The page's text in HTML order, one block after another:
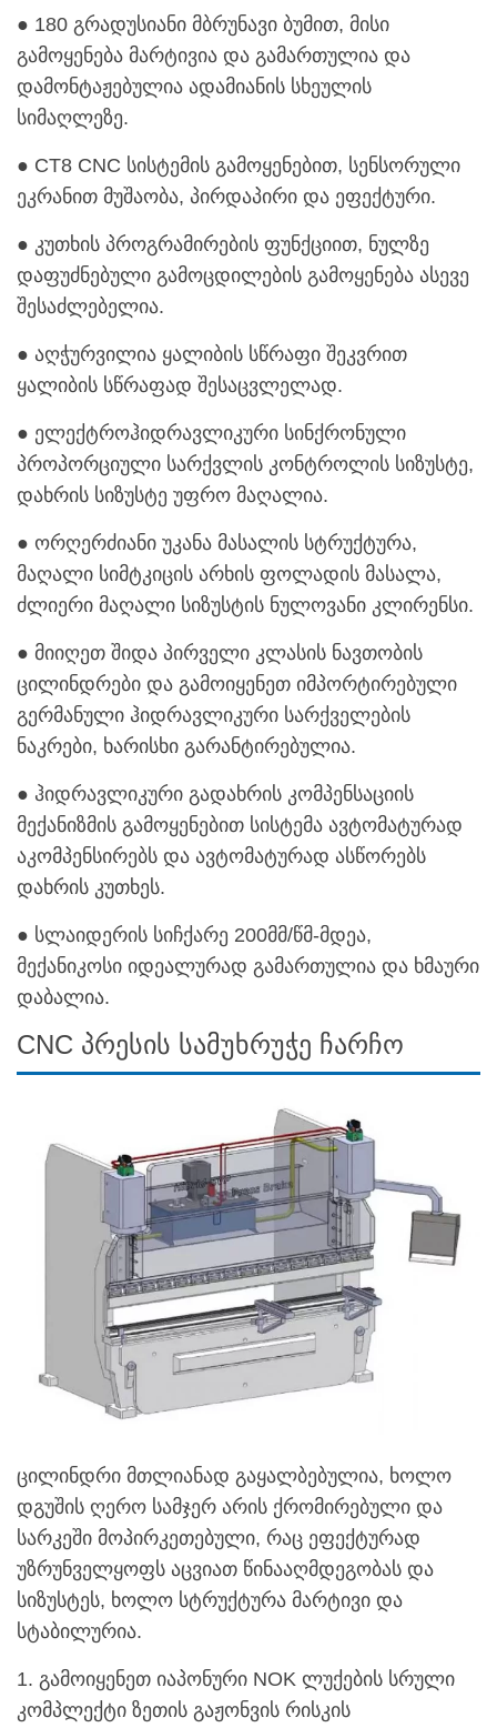
● 180 გრადუსიანი მბრუნავი ბუმით, მისი
გამოყენება მარტივია და გამართულია და
დამონტაჟებულია ადამიანის სხეულის
სიმაღლეზე.
● CT8 CNC სისტემის გამოყენებით, სენსორული
ეკრანით მუშაობა, პირდაპირი და ეფექტური.
● კუთხის პროგრამირების ფუნქციით, ნულზე
დაფუძნებული გამოცდილების გამოყენება ასევე
შესაძლებელია.
● აღჭურვილია ყალიბის სწრაფი შეკვრით
ყალიბის სწრაფად შესაცვლელად.
● ელექტროჰიდრავლიკური სინქრონული
პროპორციული სარქვლის კონტროლის სიზუსტე,
დახრის სიზუსტე უფრო მაღალია.
● ორღერძიანი უკანა მასალის სტრუქტურა,
მაღალი სიმტკიცის არხის ფოლადის მასალა,
ძლიერი მაღალი სიზუსტის ნულოვანი კლირენსი.
● მიიღეთ შიდა პირველი კლასის ნავთობის
ცილინდრები და გამოიყენეთ იმპორტირებული
გერმანული ჰიდრავლიკური სარქველების
ნაკრები, ხარისხი გარანტირებულია.
● ჰიდრავლიკური გადახრის კომპენსაციის
მექანიზმის გამოყენებით სისტემა ავტომატურად
აკომპენსირებს და ავტომატურად ასწორებს
დახრის კუთხეს.
● სლაიდერის სიჩქარე 200მმ/წმ-მდეა,
მექანიკოსი იდეალურად გამართულია და ხმაური
დაბალია.
CNC პრესის სამუხრუჭე ჩარჩო
ცილინდრი მთლიანად გაყალბებულია, ხოლო
დგუშის ღერო სამჯერ არის ქრომირებული და
სარკეში მოპირკეთებული, რაც ეფექტურად
უზრუნველყოფს აცვიათ წინააღმდეგობას და
სიზუსტეს, ხოლო სტრუქტურა მარტივი და
სტაბილურია.
1. გამოიყენეთ იაპონური NOK ლუქების სრული
კომპლექტი ზეთის გაჟონვის რისკის